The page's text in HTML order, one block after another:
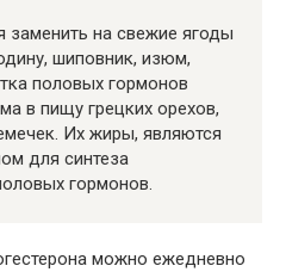
заменить на свежие ягоды
шиповник, изюм,
половых гормонов
в пищу грецких орехов,
Их жиры, являются
для синтеза
гормонов.
можно ежедневно